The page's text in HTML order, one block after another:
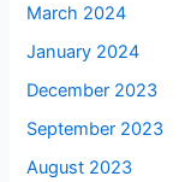
March 2024
January 2024
December 2023
September 2023
August 2023